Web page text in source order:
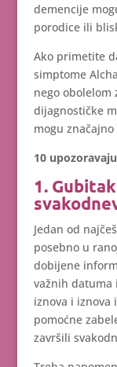
demencije
porodice ili
Ako primetite
simptome
nego obolelom
dijagnostičke
mogu
10
1.
Jedan od
posebno u
dobijene
važnih datuma
iznova i iznova
pomoćne
završili